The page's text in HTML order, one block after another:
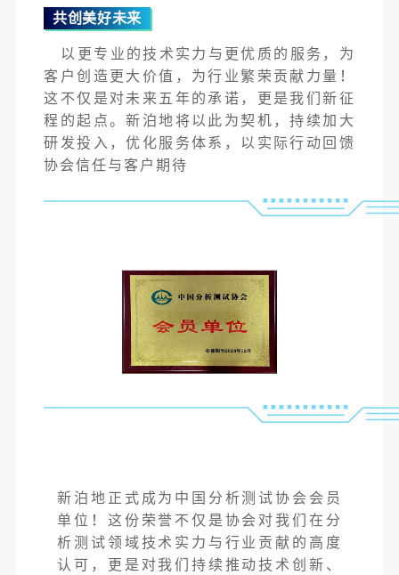
共创美好未来
以更专业的技术实力与更优质的服务，为
客户创造更大价值，为行业繁荣贡献力量！
这不仅是对未来五年的承诺，更是我们新征
程的起点。新泊地将以此为契机，持续加大
研发投入，优化服务体系，以实际行动回馈
协会信任与客户期待
新泊地正式成为中国分析测试协会会员
单位！这份荣誉不仅是协会对我们在分
析测试领域技术实力与行业贡献的高度
认可，更是对我们持续推动技术创新、